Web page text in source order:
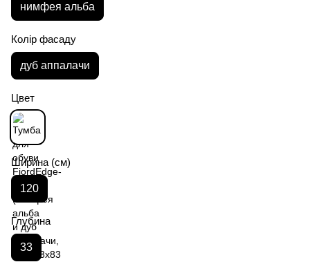
нимфея альба
Колір фасаду
дуб аппалачи
Цвет
Ширина (см)
120
Глубина
33